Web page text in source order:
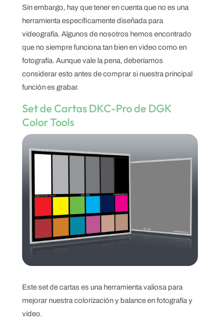
Sin embargo, hay que tener en cuenta que no es una
herramienta específicamente diseñada para
videografía. Algunos de nosotros hemos encontrado
que no siempre funciona tan bien en video como en
fotografía. Aunque vale la pena, deberíamos
considerar esto antes de comprar si nuestra principal
función es grabar.
Set de Cartas DKC-Pro de DGK
Color Tools
Este set de cartas es una herramienta valiosa para
mejorar nuestra colorización y balance en fotografía y
video.